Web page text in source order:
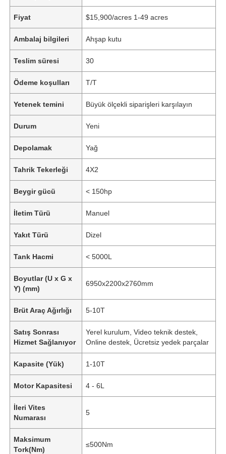
Fiyat $15,900/acres 1-49 acres
Ambalaj bilgileri Ahşap kutu
Teslim süresi 30
Ödeme koşulları T/T
Yetenek temini Büyük ölçekli siparişleri karşılayın
Durum Yeni
Depolamak Yağ
Tahrik Tekerleği 4X2
Beygir gücü < 150hp
İletim Türü Manuel
Yakıt Türü Dizel
Tank Hacmi < 5000L
Boyutlar (U x G x
Y) (mm)
6950x2200x2760mm
Brüt Araç Ağırlığı 5-10T
Satış Sonrası
Hizmet Sağlanıyor
Yerel kurulum, Video teknik destek,
Online destek, Ücretsiz yedek parçalar
Kapasite (Yük) 1-10T
Motor Kapasitesi 4 - 6L
İleri Vites
Numarası
5
Maksimum
Tork(Nm)
≤500Nm